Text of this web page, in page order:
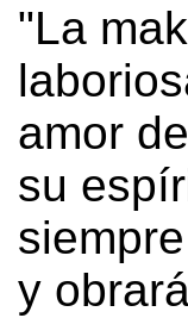
"La
amor
su
y